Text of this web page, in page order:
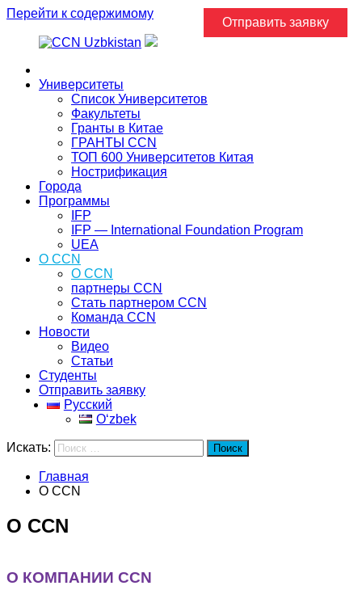
Перейти к содержимому
Университеты
Список Университетов
Факультеты
Гранты в Китае
ГРАНТЫ ССN
ТОП 600 Университетов Китая
Нострификация
Города
Программы
IFP
IFP — International Foundation Program
UEA
О CCN
О CCN
партнеры ССN
Стать партнером CCN
Команда ССN
Новости
Видео
Статьи
Студенты
Отправить заявку
Русский
Oʻzbek
Искать: Поиск
Главная
О CCN
О CCN
Отправить заявку
О КОМПАНИИ CCN